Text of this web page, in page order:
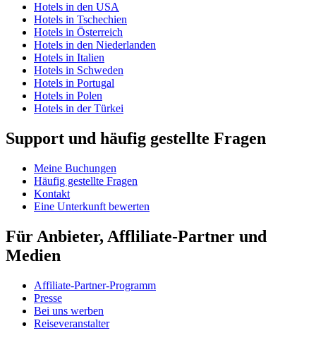
Hotels in den USA
Hotels in Tschechien
Hotels in Österreich
Hotels in den Niederlanden
Hotels in Italien
Hotels in Schweden
Hotels in Portugal
Hotels in Polen
Hotels in der Türkei
Support und häufig gestellte Fragen
Meine Buchungen
Häufig gestellte Fragen
Kontakt
Eine Unterkunft bewerten
Für Anbieter, Affliliate-Partner und
Medien
Affiliate-Partner-Programm
Presse
Bei uns werben
Reiseveranstalter